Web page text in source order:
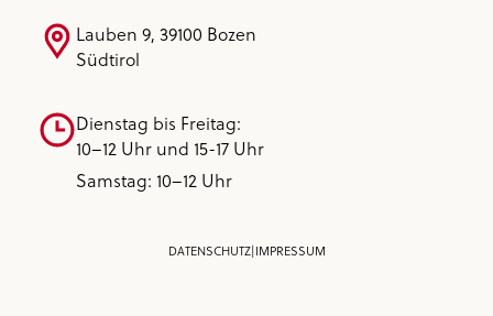
Lauben 9, 39100 Bozen
Südtirol
Dienstag bis Freitag:
10–12 Uhr und 15-17 Uhr
Samstag: 10–12 Uhr
DATENSCHUTZ|IMPRESSUM